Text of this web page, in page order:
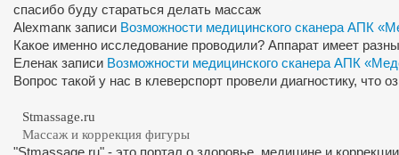
спасибо буду стараться делать массаж
Alexmanк записи Возможности медицинского сканера АПК
Какое именно исследование проводили? Аппарат имеет
Еленак записи Возможности медицинского сканера АПК
Вопрос такой у нас в клеверспорт провели диагностику, что
Stmassage.ru
Массаж и коррекция фигуры
"Stmassage.ru" - это портал о здоровье, медицине и